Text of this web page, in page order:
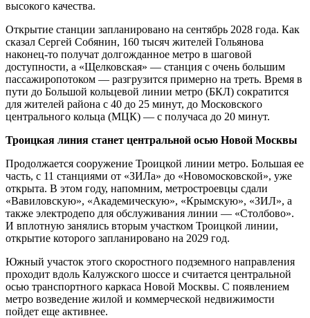
высокого качества.
Открытие станции запланировано на сентябрь 2028 года. Как
сказал Сергей Собянин, 160 тысяч жителей Гольянова
наконец-то получат долгожданное метро в шаговой
доступности, а «Щелковская» — станция с очень большим
пассажиропотоком — разгрузится примерно на треть. Время в
пути до Большой кольцевой линии метро (БКЛ) сократится
для жителей района с 40 до 25 минут, до Московского
центрального кольца (МЦК) — с получаса до 20 минут.
Троицкая линия станет центральной осью Новой Москвы
Продолжается сооружение Троицкой линии метро. Большая ее
часть, с 11 станциями от «ЗИЛа» до «Новомосковской», уже
открыта. В этом году, напомним, метростроевцы сдали
«Вавиловскую», «Академическую», «Крымскую», «ЗИЛ», а
также электродепо для обслуживания линии — «Столбово».
И вплотную занялись вторым участком Троицкой линии,
открытие которого запланировано на 2029 год.
Южный участок этого скоростного подземного направления
проходит вдоль Калужского шоссе и считается центральной
осью транспортного каркаса Новой Москвы. С появлением
метро возведение жилой и коммерческой недвижимости
пойдет еще активнее.